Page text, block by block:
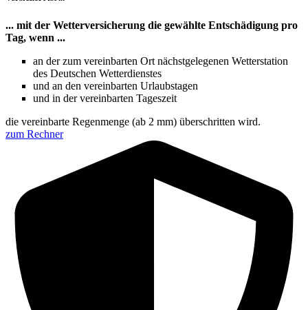
... mit der Wetterversicherung die gewählte Entschädigung pro
Tag, wenn ...
an der zum vereinbarten Ort nächstgelegenen Wetterstation
des Deutschen Wetterdienstes
und an den vereinbarten Urlaubstagen
und in der vereinbarten Tageszeit
die vereinbarte Regenmenge (ab 2 mm) überschritten wird.
zum Rechner